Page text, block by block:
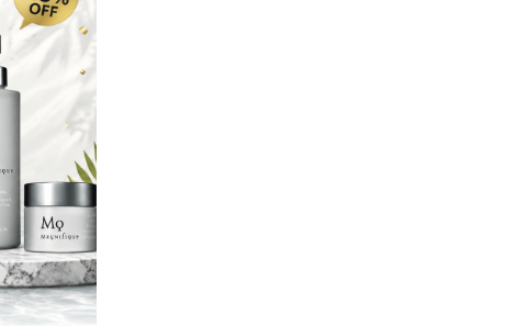
SCALP CARE TONIC